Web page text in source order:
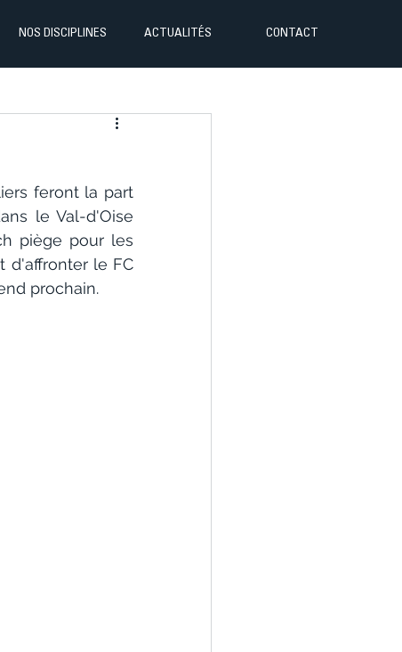
NOS DISCIPLINES ACTUALITÉS CONTACT
feront la part
le Val-d'Oise
piège pour les
d'affronter le FC
prochain.